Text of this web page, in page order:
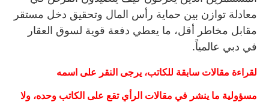
معادلة توازن بين حماية رأس المال وتحقيق دخل مستقر
مقابل مخاطر أقل، ما يعطي دفعة قوية لسوق العقار
في دبي عالمياً.
لقراءة مقالات سابقة للكاتب، يرجى النقر على اسمه
مسؤولية ما ينشر في مقالات الرأي تقع على الكاتب وحده، ولا